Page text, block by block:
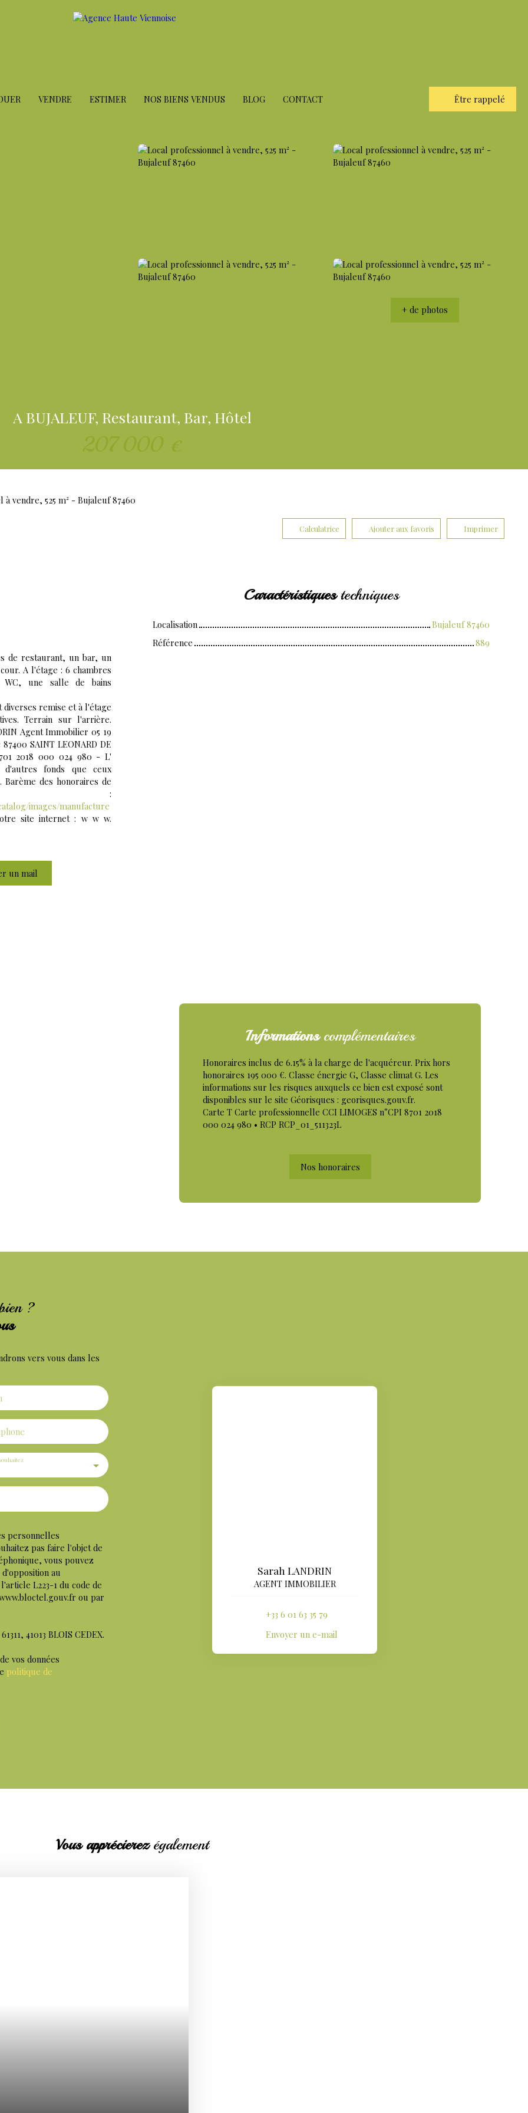
VENDRE ESTIMER NOS BIENS VENDUS BLOG CONTACT Être rappelé
+ de photos
A BUJALEUF, Restaurant, Bar, Hôtel
207 000 €
vendre, 525 m² - Bujaleuf 87460
Calculatrice Ajouter aux favoris Imprimer
de restaurant, un bar, un
A l'étage : 6 chambres
une salle de bains
remise et à l'étage
Terrain sur l'arrière.
Agent Immobilier 05 19
SAINT LEONARD DE
2018 000 024 980 - L'
d'autres fonds que ceux
des honoraires de
:
images/manufacture
site internet : w w w.
un mail
Caractéristiquestechniques
Localisation
Bujaleuf 87460
Référence
889
Informationscomplémentaires
Honoraires inclus de 6.15% à la charge de l'acquéreur. Prix hors
honoraires 195 000 €. Classe énergie G, Classe climat G. Les
informations sur les risques auxquels ce bien est exposé sont
disponibles sur le site Géorisques : georisques.gouv.fr.
Carte T Carte professionnelle CCI LIMOGES n°CPI 8701 2018
000 024 980 • RCP RCP_01_511323L
Nos honoraires
?
vers vous dans les
personnelles
pas faire l'objet de
vous pouvez
au
L223-1 du code de
ou par
41013 BLOIS CEDEX.
vos données
politique de
Sarah LANDRIN
AGENT IMMOBILIER
+33 6 01 63 35 79
Envoyer un e-mail
Vous apprécierezégalement